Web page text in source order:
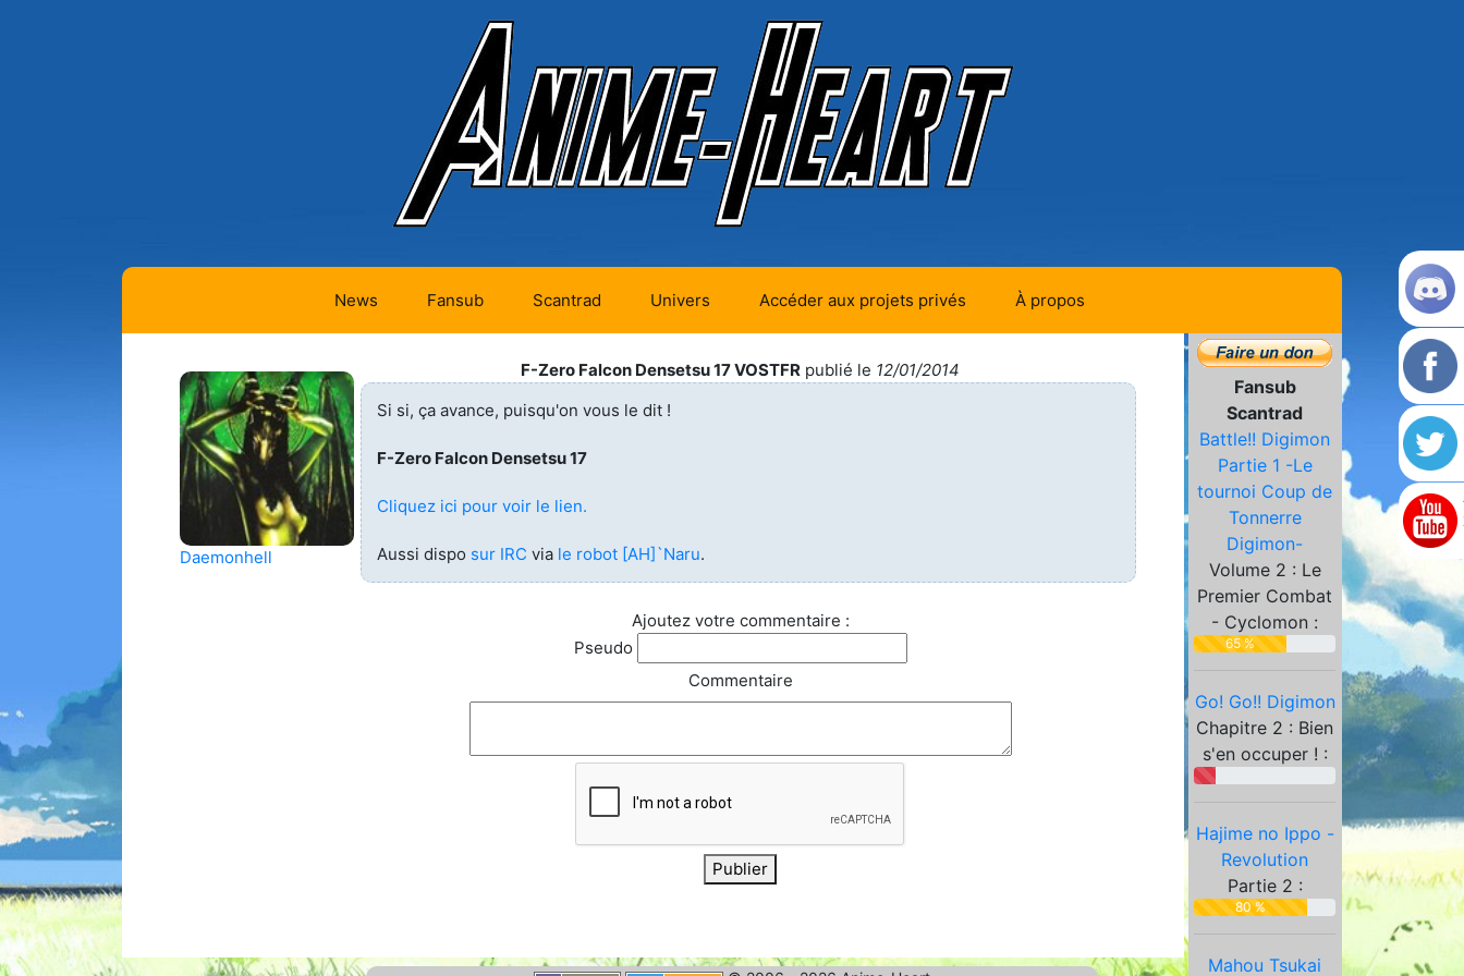
News Fansub
Animes terminés
(334)
Animes licenciés
Animes abandonnés
Tous les animes (604)
Scantrad
(Privés) (4)
Mangas en cours
(Privés) (132)
(Publics) (88)
Mangas en pause (7)
Mangas licenciés (19)
Mangas abandonnés
Tous les mangas
Univers Accéder aux projets privés À propos
Histoire de la team
Fansub
Scantrad
Battle!! Digimon
Partie 1 -Le
tournoi Coup de
Tonnerre
Digimon-
Volume 2 : Le
Premier Combat
- Cyclomon :
65 %
Go! Go!! Digimon
Chapitre 2 : Bien
s'en occuper ! :
Hajime no Ippo -
Revolution
Partie 2 :
80 %
Mahou Tsukai
Daemonhell
F-Zero Falcon Densetsu 17 VOSTFR publié le 12/01/2014
Si si, ça avance, puisqu'on vous le dit !
F-Zero Falcon Densetsu 17
Cliquez ici pour voir le lien.
Aussi dispo sur IRC via le robot [AH]`Naru.
Ajoutez votre commentaire :
Pseudo
Commentaire
Publier